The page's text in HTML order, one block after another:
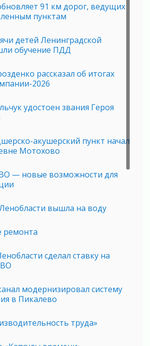
91 км дорог, ведущих
пунктам
детей Ленинградской
обучение ПДД
рассказал об итогах
2026
удостоен звания Героя
акушерский пункт начал
Мотохово
— новые возможности для
вышла на воду
ремонта
сделал ставку на
модернизировал систему
в Пикалево
труда»